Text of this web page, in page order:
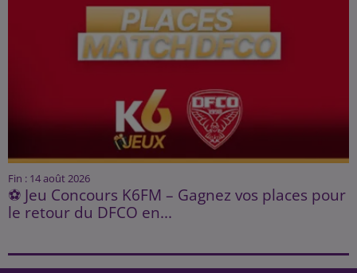
Fin : 14 août 2026
⚽ Jeu Concours K6FM – Gagnez vos places pour
le retour du DFCO en...